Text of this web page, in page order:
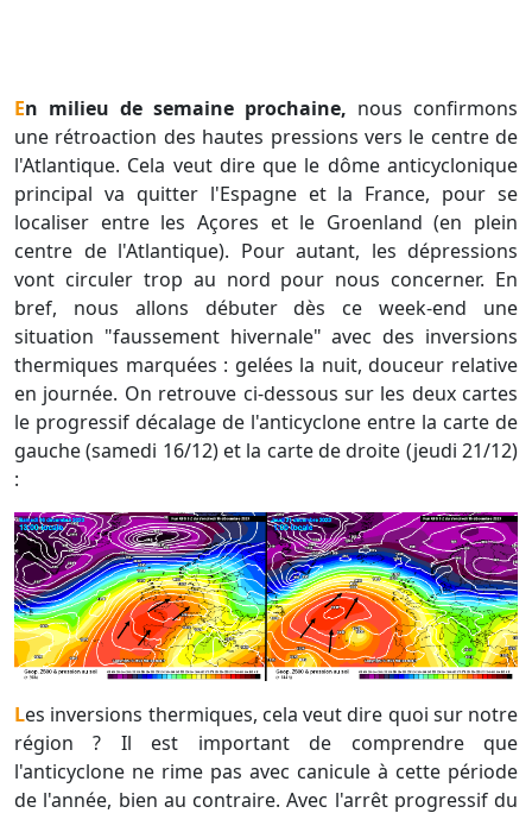
En milieu de semaine prochaine, nous confirmons
une rétroaction des hautes pressions vers le centre de
l'Atlantique. Cela veut dire que le dôme anticyclonique
principal va quitter l'Espagne et la France, pour se
localiser entre les Açores et le Groenland (en plein
centre de l'Atlantique). Pour autant, les dépressions
vont circuler trop au nord pour nous concerner. En
bref, nous allons débuter dès ce week-end une
situation "faussement hivernale" avec des inversions
thermiques marquées : gelées la nuit, douceur relative
en journée. On retrouve ci-dessous sur les deux cartes
le progressif décalage de l'anticyclone entre la carte de
gauche (samedi 16/12) et la carte de droite (jeudi 21/12)
:
Les inversions thermiques, cela veut dire quoi sur notre
région ? Il est important de comprendre que
l'anticyclone ne rime pas avec canicule à cette période
de l'année, bien au contraire. Avec l'arrêt progressif du